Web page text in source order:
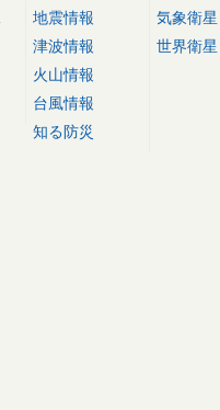
地震情報
津波情報
火山情報
台風情報
知る防災
気象衛星
世界衛星